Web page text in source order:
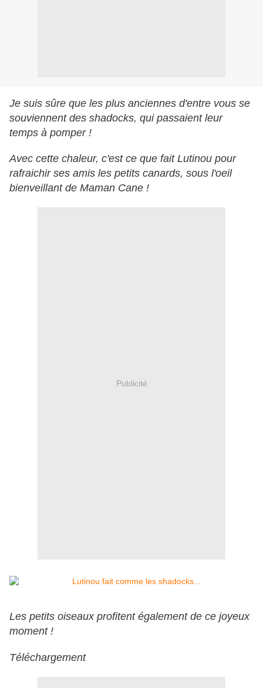
Je suis sûre que les plus anciennes d'entre vous se
souviennent des shadocks, qui passaient leur
temps à pomper !
Avec cette chaleur, c'est ce que fait Lutinou pour
rafraichir ses amis les petits canards, sous l'oeil
bienveillant de Maman Cane !
Publicité
Les petits oiseaux profitent également de ce joyeux
moment !
Téléchargement